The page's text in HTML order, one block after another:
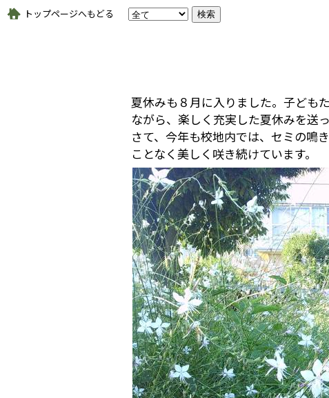
トップページへもどる
夏休みも８月に入りました。子ども
ながら、楽しく充実した夏休みを送
さて、今年も校地内では、セミの鳴
ことなく美しく咲き続けています。